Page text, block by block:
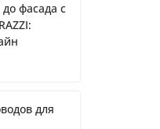
фасада с
для